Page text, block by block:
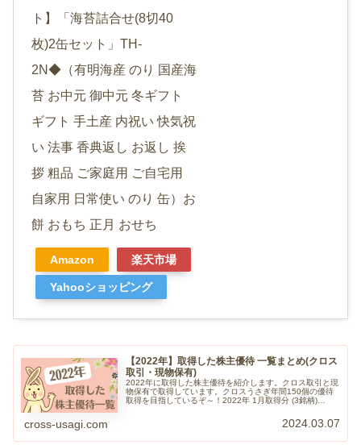
ト】「海苔詰合せ(8切40
枚)2缶セット」TH-
2N◆（有明海産 のり 国産海
苔 お中元 御中元 冬ギフト
ギフト 手土産 内祝い 快気祝
い 法事 香典返し お返し 挨
拶 粗品 ご家庭用 ご自宅用
自家用 日常使い のり 缶）お
餅 おもち 正月 おせち
Amazon 楽天市場
Yahooショッピング
【2022年】取得した株主優待 一覧まとめ(クロス
取引・現物保有)
2022年に取得した株主優待を紹介します。クロス取引と現
物保有で取得しています。クロスうさぎ年間150個の優待
取得を目指しているぞ～！2022年 1月取得分 (3銘柄)
cross-usagi.com 2024.03.07